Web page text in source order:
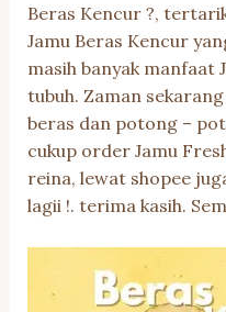
Beras Kencur ?,
Jamu Beras Kencur
masih banyak manfaat
tubuh. Zaman
beras dan potong –
cukup order Jamu
reina, lewat shopee
lagii !. terima kasih.